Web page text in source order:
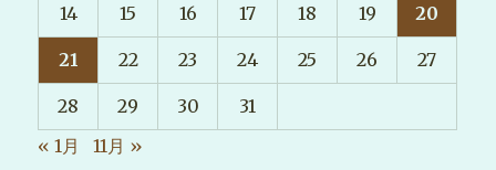
14 15 16 17 18 19 20
21 22 23 24 25 26 27
28 29 30
31
« 1月
11月 »